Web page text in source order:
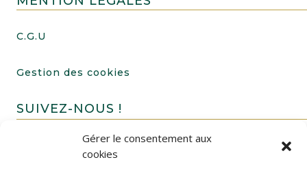
Gérer le consentement aux
cookies
C.G.U
Gestion des cookies
SUIVEZ-NOUS !